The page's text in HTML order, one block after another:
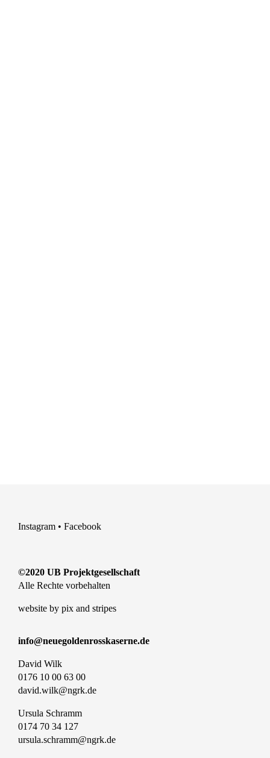
Instagram • Facebook
©2020 UB Projektgesellschaft
Alle Rechte vorbehalten
website by pix and stripes
info@neuegoldenrosskaserne.de
David Wilk
0176 10 00 63 00
david.wilk@ngrk.de
Ursula Schramm
0174 70 34 127
ursula.schramm@ngrk.de